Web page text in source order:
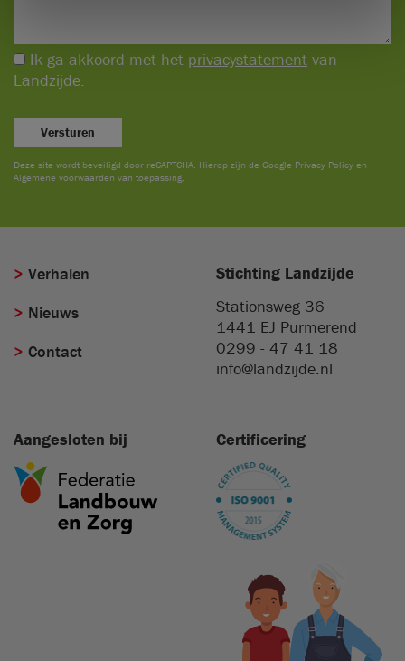
Ik ga akkoord met het privacystatement van
Landzijde.
Versturen
Deze site wordt beveiligd door reCAPTCHA. Hierop zijn de Google Privacy Policy en
Algemene voorwaarden van toepassing.
Verhalen
Nieuws
Contact
Stichting Landzijde
Stationsweg 36
1441 EJ Purmerend
0299 - 47 41 18
info@landzijde.nl
Aangesloten bij Certificering